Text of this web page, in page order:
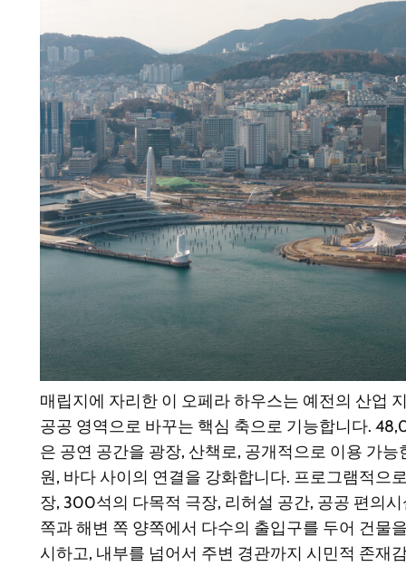
매립지에 자리한 이 오페라 하우스는 예전의 산업
공공 영역으로 바꾸는 핵심 축으로 기능합니다.
은 공연 공간을 광장, 산책로, 공개적으로 이용 가
원, 바다 사이의 연결을 강화합니다. 프로그램적으
장, 300석의 다목적 극장, 리허설 공간, 공공 편의
쪽과 해변 쪽 양쪽에서 다수의 출입구를 두어 건물
시하고, 내부를 넘어서 주변 경관까지 시민적 존재